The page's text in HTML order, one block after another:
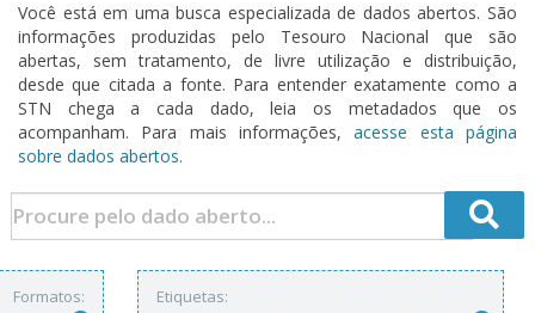
Você está em uma busca especializada de dados abertos. São
informações produzidas pelo Tesouro Nacional que são
abertas, sem tratamento, de livre utilização e distribuição,
desde que citada a fonte. Para entender exatamente como a
STN chega a cada dado, leia os metadados que os
acompanham. Para mais informações,acesse esta página
sobre dados abertos.
Formatos: Etiquetas: